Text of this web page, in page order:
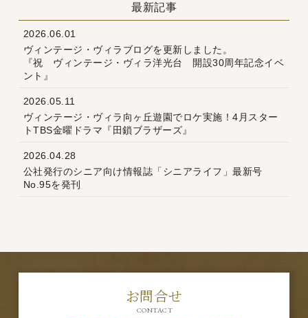
最新記事
2026.06.01
ヴィンテージ・ヴィラブログを更新しました。
『祝 ヴィンテージ・ヴィラ洋光台 開設30周年記念イベ
ント』
2026.05.11
ヴィンテージ・ヴィラ向ヶ丘遊園でロケ実施！4月スター
トTBS金曜ドラマ『田鎖ブラザーズ』
2026.04.28
公社発行のシニア向け情報誌「シニアライフ」最新号
No.95を発刊
お問合せ
CONTACT